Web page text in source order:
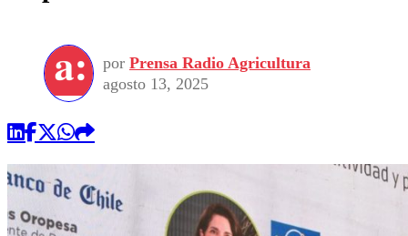
Seleccion Chilena
Torneo Internacional
Universidad de Chile
Economía
Internacional
Sustentabilidad
Publicaciones en medios
Opinión
por Prensa Radio Agricultura
agosto 13, 2025